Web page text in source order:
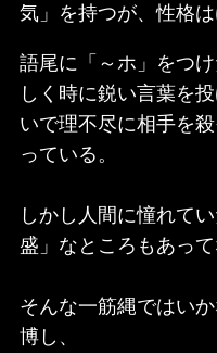
気」を持つが、性格は
語尾に「～ホ」をつ
しく時に鋭い言葉を
いで理不尽に相手を
っている。
しかし人間に憧れて
盛」なところもあって
そんな一筋縄ではい
博し、